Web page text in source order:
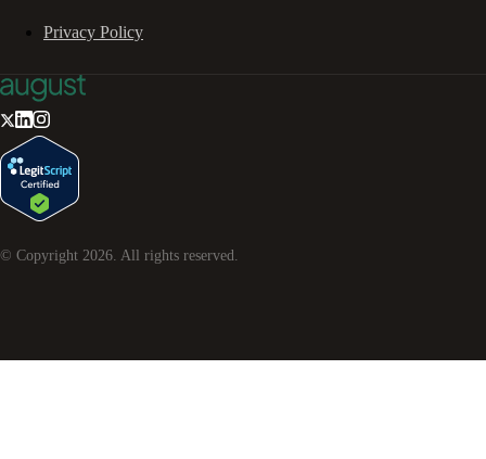
Privacy Policy
© Copyright 2026 . All rights reserved.